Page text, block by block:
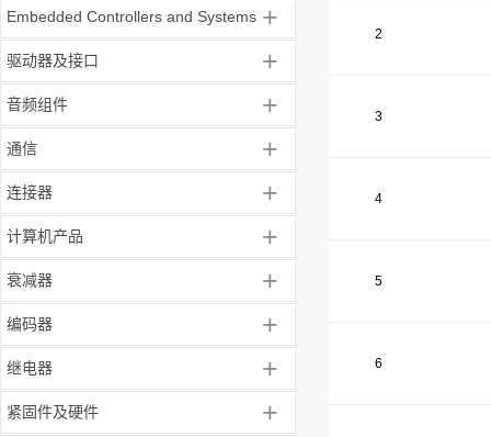
Embedded Controllers and Systems +
驱动器及接口 +
音频组件 +
通信 +
连接器 +
计算机产品 +
衰减器 +
编码器 +
继电器 +
紧固件及硬件 +
2
3
4
5
6